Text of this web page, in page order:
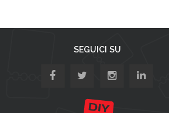
SEGUICI SU